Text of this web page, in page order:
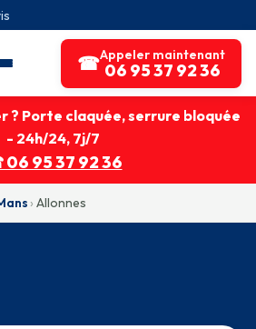
☎Appeler maintenant
06 95 37 92 36
? Porte claquée, serrure bloquée
- 24h/24, 7j/7
95 37 92 36
› Allonnes